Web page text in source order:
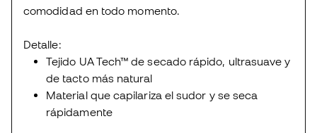
comodidad en todo momento.
Detalle:
Tejido UA Tech™ de secado rápido, ultrasuave y
de tacto más natural
Material que capilariza el sudor y se seca
rápidamente